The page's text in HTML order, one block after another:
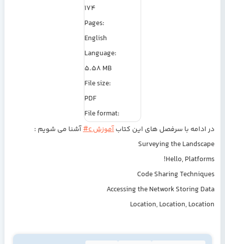
174
Pages:
English
Language:
5.58 MB
File size:
PDF
File format:
در ادامه با سرفصل های این کتابآموزش c#
آشنا می شویم :
Surveying the Landscape
Hello, Platforms!
Code Sharing Techniques
Accessing the Network Storing Data
Location, Location, Location